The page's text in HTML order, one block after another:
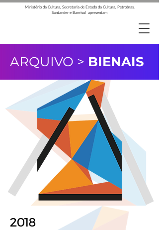
Ministério da Cultura, Secretaria de Estado da Cultura, Petrobras,
Santander e Banrisul apresentam
2018
ARQUIVO > BIENAIS